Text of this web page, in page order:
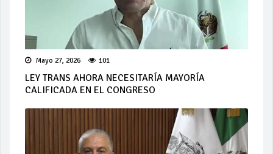
Mayo 27, 2026 101
LEY TRANS AHORA NECESITARÍA MAYORÍA
CALIFICADA EN EL CONGRESO